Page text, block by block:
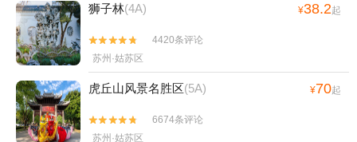
狮子林(4A) ¥38.2起


4420条评论
苏州·姑苏区
虎丘山风景名胜区(5A) ¥70起


6674条评论
苏州·姑苏区